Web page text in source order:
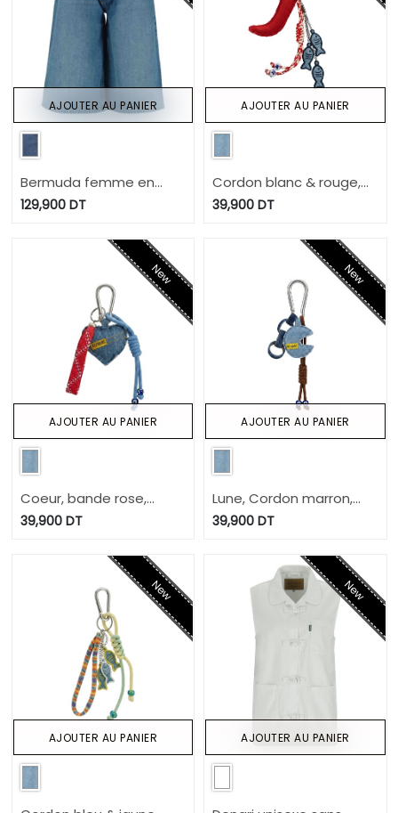
Bermuda femme en
jeans- BADIRA 2.0
129,900DT
AJOUTER AU PANIER
Cordon blanc & rouge,
felfel, 3 poisoons bleu
39,900 DT
AJOUTER AU PANIER
New
Coeur, bande rose,
cordon
39,900DT
AJOUTER AU PANIER
New
Lune, Cordon marron,
Anneau passant
39,900 DT
AJOUTER AU PANIER
New
AJOUTER AU PANIER
New
AJOUTER AU PANIER